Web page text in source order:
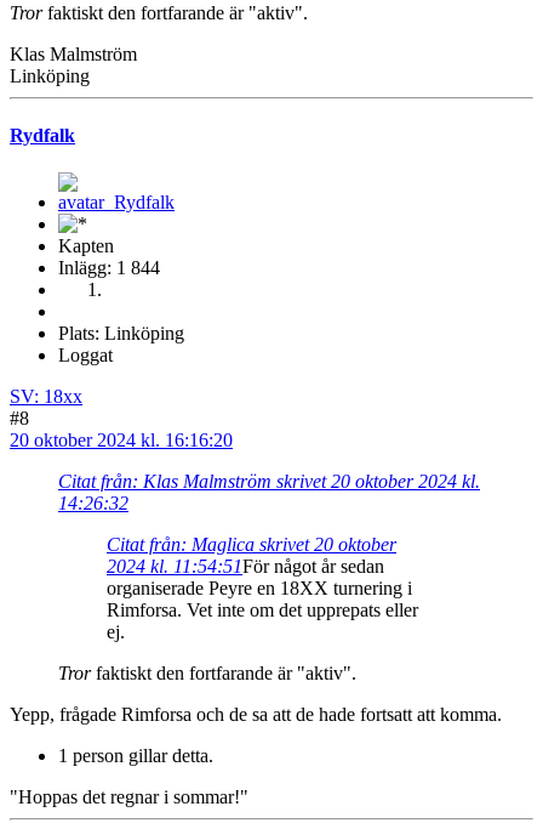
Trorfaktiskt den fortfarande är "aktiv".
Klas Malmström
Linköping
Rydfalk
Kapten
Inlägg: 1 844
Plats: Linköping
Loggat
SV: 18xx
#8
20 oktober 2024 kl. 16:16:20
Citat från: Klas Malmström skrivet 20 oktober 2024 kl.
14:26:32
Citat från: Maglica skrivet 20 oktober
2024 kl. 11:54:51För något år sedan
organiserade Peyre en 18XX turnering i
Rimforsa. Vet inte om det upprepats eller
ej.
Trorfaktiskt den fortfarande är "aktiv".
Yepp, frågade Rimforsa och de sa att de hade fortsatt att komma.
1 person gillar detta.
"Hoppas det regnar i sommar!"